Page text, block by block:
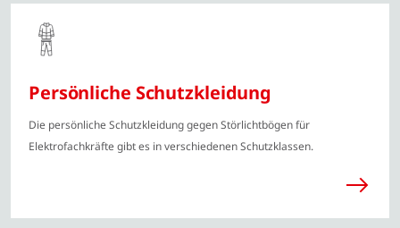
Persönliche Schutzkleidung
Die persönliche Schutzkleidung gegen Störlichtbögen für
Elektrofachkräfte gibt es in verschiedenen Schutzklassen.